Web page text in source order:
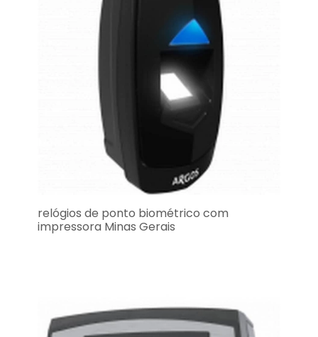
relógios de ponto biométrico com
impressora Minas Gerais